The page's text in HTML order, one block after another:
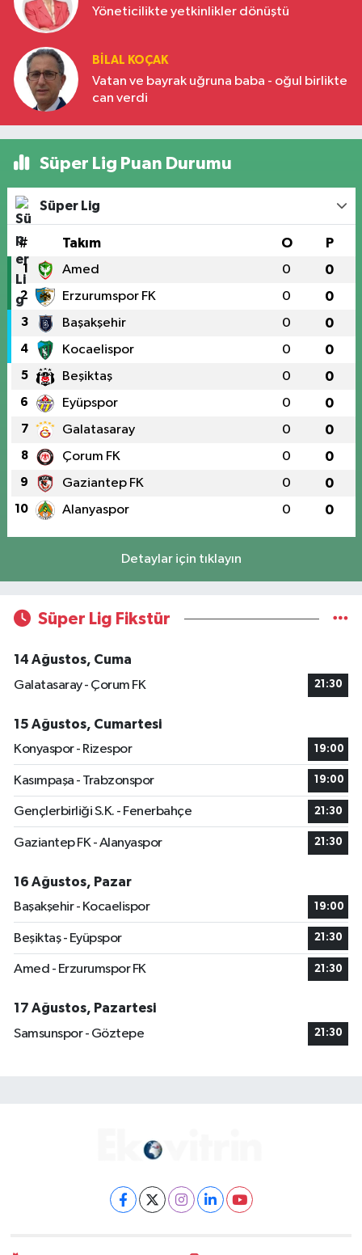
Yöneticilikte yetkinlikler dönüştü
BILAL KOÇAK
Vatan ve bayrak uğruna baba - oğul birlikte
can verdi
Süper Lig Puan Durumu
Süper Lig
# Takım O P
1 Amed 0 0
2 Erzurumspor FK 0 0
3 Başakşehir 0 0
4 Kocaelispor 0 0
5 Beşiktaş 0 0
6 Eyüpspor 0 0
7 Galatasaray 0 0
8 Çorum FK 0 0
9 Gaziantep FK 0 0
10 Alanyaspor 0 0
Detaylar için tıklayın
Süper Lig Fikstür
14 Ağustos, Cuma
Galatasaray - Çorum FK
21:30
15 Ağustos, Cumartesi
Konyaspor - Rizespor
19:00
Kasımpaşa - Trabzonspor 19:00
Gençlerbirliği S.K. - Fenerbahçe 21:30
Gaziantep FK - Alanyaspor 21:30
16 Ağustos, Pazar
Başakşehir - Kocaelispor
19:00
Beşiktaş - Eyüpspor 21:30
Amed - Erzurumspor FK 21:30
17 Ağustos, Pazartesi
Samsunspor - Göztepe
21:30